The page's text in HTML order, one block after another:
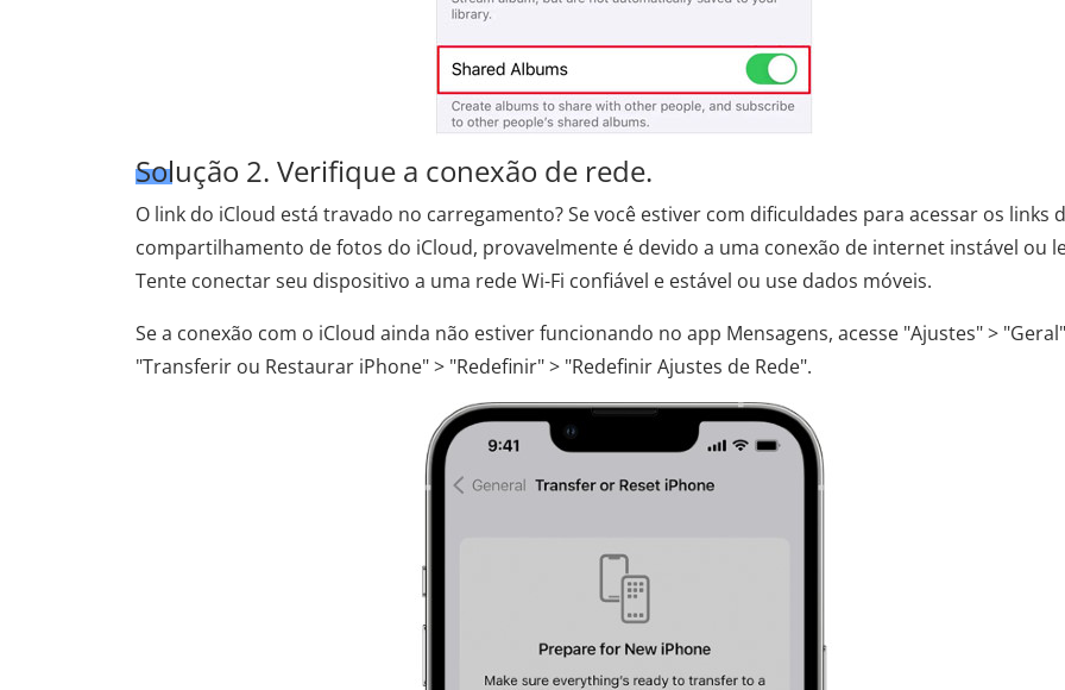
Solução 2. Verifique a conexão de rede.
O link do iCloud está travado no carregamento? Se você estiver com dificuldades para acessar os links
compartilhamento de fotos do iCloud, provavelmente é devido a uma conexão de internet instável ou
Tente conectar seu dispositivo a uma rede Wi-Fi confiável e estável ou use dados móveis.
Se a conexão com o iCloud ainda não estiver funcionando no app Mensagens, acesse "Ajustes" >
"Transferir ou Restaurar iPhone" > "Redefinir" > "Redefinir Ajustes de Rede".